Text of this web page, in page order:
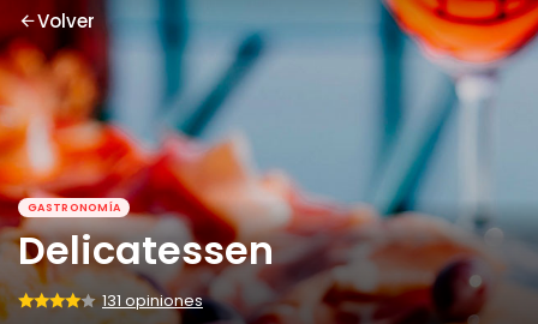
Volver
GASTRONOMÍA
Delicatessen
131 opiniones